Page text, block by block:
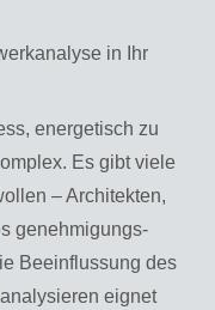
in Ihr
en­er­ge­tisch zu
Es gibt viele
– Ar­chi­tek­ten,
ge­neh­mi­gungs­
Be­ein­flus­sung des
eig­net